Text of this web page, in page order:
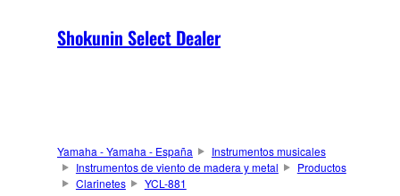
Shokunin Select Dealer
Yamaha - Yamaha - España
Instrumentos musicales
Instrumentos de viento de madera y metal
Productos
Clarinetes
YCL-881